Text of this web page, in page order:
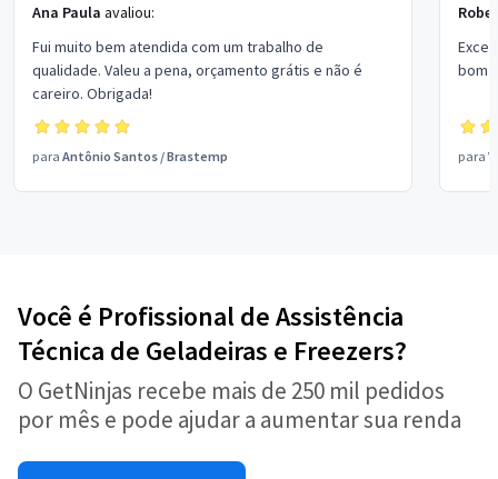
Ana Paula avaliou:
Fui muito bem atendida com um trabalho de
qualidade. Valeu a pena, orçamento grátis e não é
careiro. Obrigada!
para Antônio Santos /Brastemp
bom
para
Você é Profissional de Assistência
Técnica de Geladeiras e Freezers?
O GetNinjas recebe mais de 250 mil pedidos
por mês e pode ajudar a aumentar sua renda